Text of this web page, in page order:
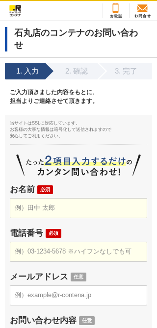
石丸店のコンテナのお問い合わ
せ
入力 確認 完了
ご入力頂きました内容をもとに、
担当よりご連絡させて頂きます。
当サイトはSSLに対応しています。
お客様の大事な情報は暗号化して送信されますので
安心してご利用ください。
お名前 必須
電話番号 必須
メールアドレス 任意
お問い合わせ内容 任意